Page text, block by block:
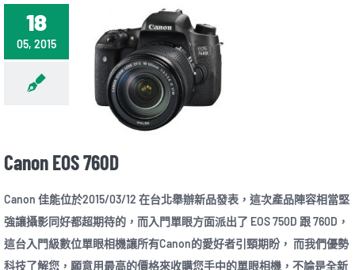
18
05, 2015
Canon EOS 760D
Canon 佳能位於2015/03/12 在台北舉辦新品發表，這次產品陣容相當堅
強讓攝影同好都超期待的，而入門單眼方面派出了 EOS 750D 跟 760D，
這台入門級數位單眼相機讓所有Canon的愛好者引頸期盼， 而我們優勢
科技了解您，願意用最高的價格來收購您手中的單眼相機，不論是全新